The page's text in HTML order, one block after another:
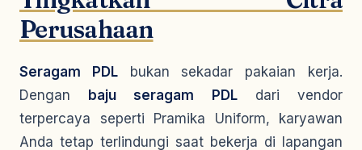
Perusahaan
Seragam PDLbukan sekadar pakaian kerja.
Dengan
baju seragam PDLdari vendor
terpercaya seperti Pramika Uniform, karyawan
Anda tetap terlindungi saat bekerja di lapangan